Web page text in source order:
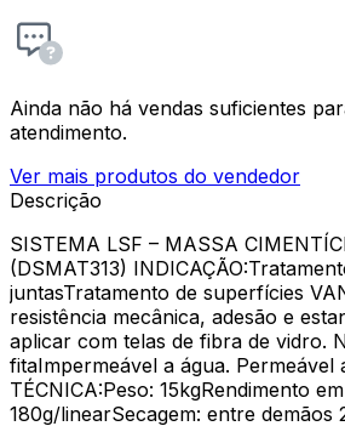
Ainda não há vendas suficientes
atendimento.
Ver mais produtos do vendedor
Descrição
SISTEMA LSF – MASSA
(DSMAT313)
juntasTratamento de superfícies
resistência mecânica, adesão e
aplicar com telas de fibra de vidro.
fitaImpermeável a água. Permeável
TÉCNICA:Peso: 15kgRendimento
180g/linearSecagem: entre